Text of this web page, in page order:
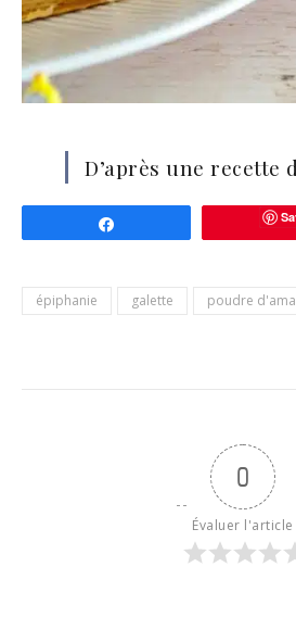
D’après une recette
épiphanie galette poudre
0
Évaluer l'article